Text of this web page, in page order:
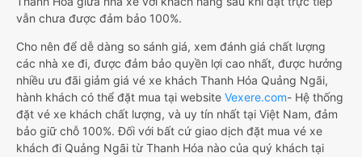
vẫn chưa được đảm bảo 100%.
Cho nên để dễ dàng so sánh giá, xem đánh giá chất lượng
các nhà xe đi, được đảm bảo quyền lợi cao nhất, được hưởng
nhiều ưu đãi giảm giá vé xe khách Thanh Hóa Quảng Ngãi,
hành khách có thể đặt mua tại website Vexere.com- Hệ thống
đặt vé xe khách chất lượng, và uy tín nhất tại Việt Nam, đảm
bảo giữ chỗ 100%. Đối với bất cứ giao dịch đặt mua vé xe
khách đi Quảng Ngãi từ Thanh Hóa nào của quý khách tại